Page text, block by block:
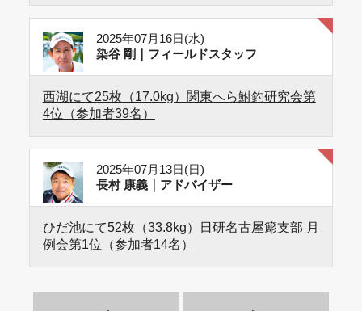
2025年07月16日(水)
染谷 剛｜フィールドスタッフ
西湖にて25枚（17.0kg）関東へら鮒釣研究会第
4位（参加者39名）
2025年07月13日(日)
長村 康義｜アドバイザー
ひだ池にて52枚（33.8kg）日研名古屋簓支部 月
例会第1位（参加者14名）